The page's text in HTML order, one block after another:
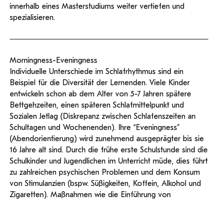
innerhalb eines Masterstudiums weiter vertiefen und
spezialisieren.
Morningness-Eveningness
Individuelle Unterschiede im Schlafrhythmus sind ein
Beispiel für die Diversität der Lernenden. Viele Kinder
entwickeln schon ab dem Alter von 5-7 Jahren spätere
Bettgehzeiten, einen späteren Schlafmittelpunkt und
Sozialen Jetlag (Diskrepanz zwischen Schlafenszeiten an
Schultagen und Wochenenden). Ihre “Eveningness”
(Abendorientierung) wird zunehmend ausgeprägter bis sie
16 Jahre alt sind. Durch die frühe erste Schulstunde sind die
Schulkinder und Jugendlichen im Unterricht müde, dies führt
zu zahlreichen psychischen Problemen und dem Konsum
von Stimulanzien (bspw. Süßigkeiten, Koffein, Alkohol und
Zigaretten). Maßnahmen wie die Einführung von